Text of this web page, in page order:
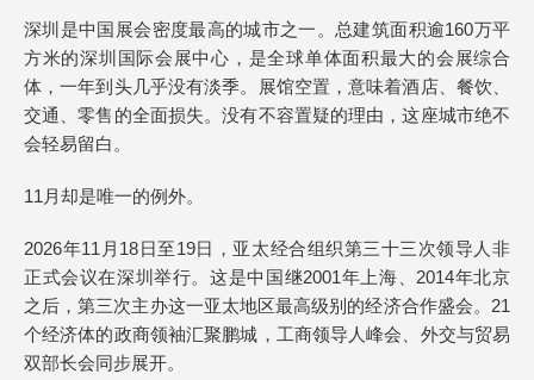
深圳是中国展会密度最高的城市之一。总建筑面积逾160万平
方米的深圳国际会展中心，是全球单体面积最大的会展综合
体，一年到头几乎没有淡季。展馆空置，意味着酒店、餐饮、
交通、零售的全面损失。没有不容置疑的理由，这座城市绝不
会轻易留白。
11月却是唯一的例外。
2026年11月18日至19日，亚太经合组织第三十三次领导人非
正式会议在深圳举行。这是中国继2001年上海、2014年北京
之后，第三次主办这一亚太地区最高级别的经济合作盛会。21
个经济体的政商领袖汇聚鹏城，工商领导人峰会、外交与贸易
双部长会同步展开。